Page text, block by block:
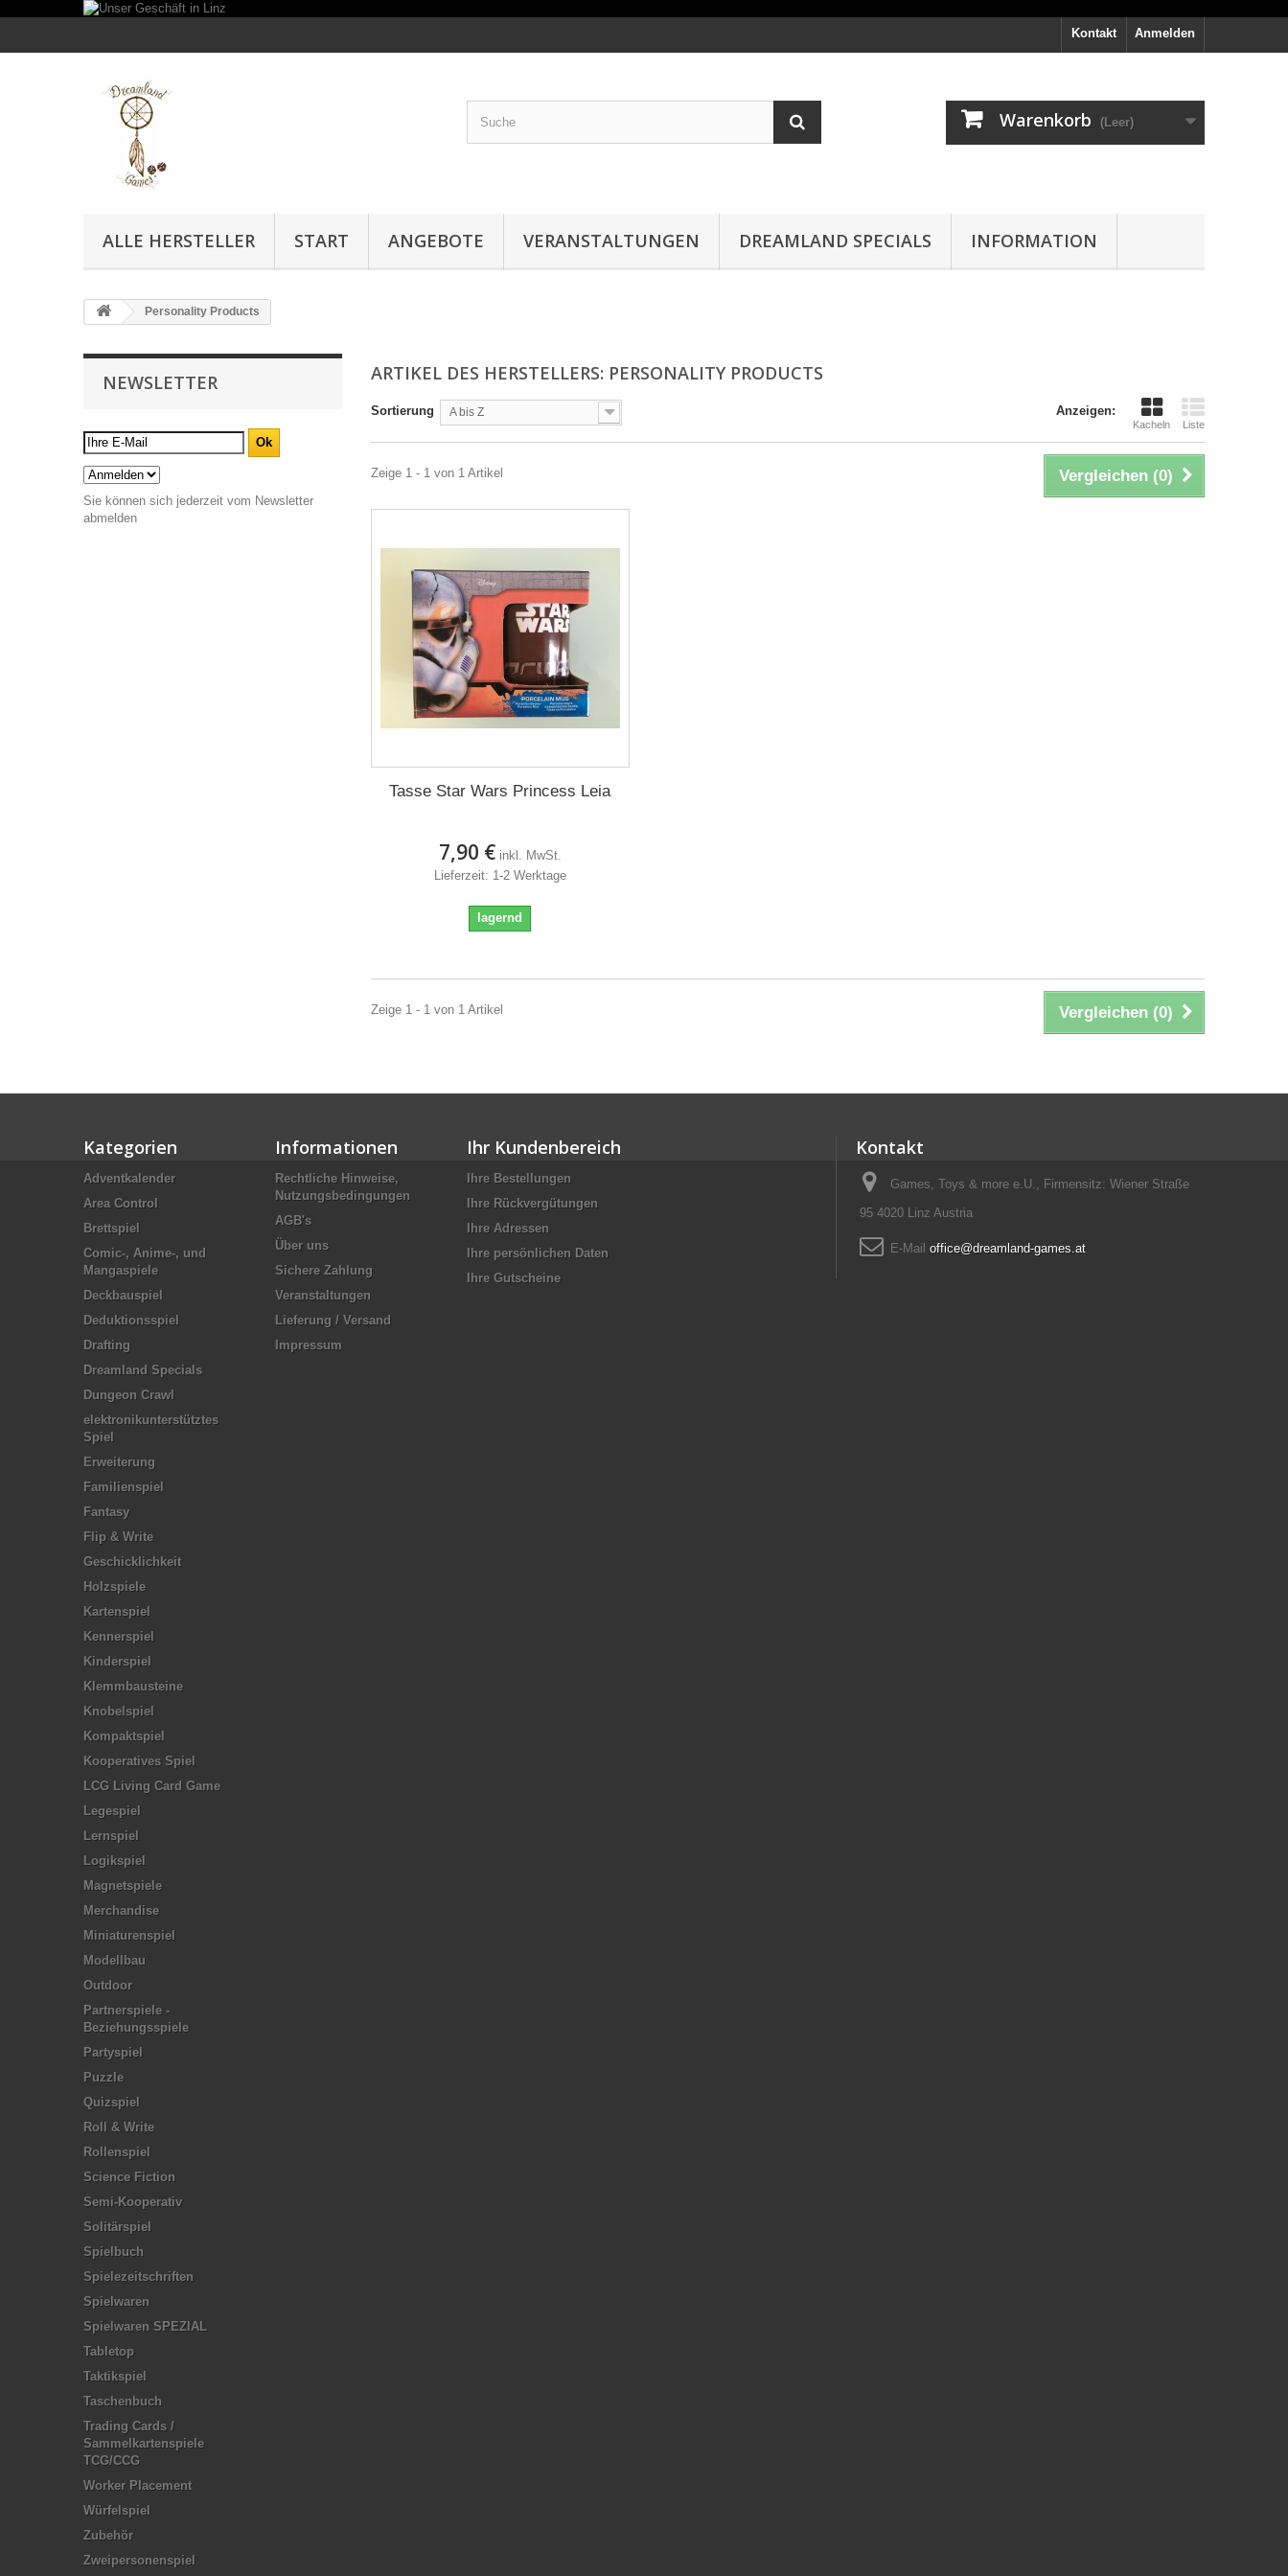
Anmelden
Kontakt
Warenkorb (Leer)
ALLE HERSTELLER START ANGEBOTE VERANSTALTUNGEN DREAMLAND SPECIALS INFORMATION
Personality Products
NEWSLETTER
Sie können sich jederzeit vom Newsletter
abmelden
ARTIKEL DES HERSTELLERS: PERSONALITY PRODUCTS
Anzeigen:
Kacheln Liste
Sortierung A bis Z
Vergleichen (0)
Zeige 1 - 1 von 1 Artikel
Tasse Star Wars Princess Leia
7,90 € inkl. MwSt.
Lieferzeit: 1-2 Werktage
lagernd
Vergleichen (0)
Zeige 1 - 1 von 1 Artikel
Kategorien
Adventkalender
Area Control
Brettspiel
Comic-, Anime-, und
Mangaspiele
Deckbauspiel
Deduktionsspiel
Drafting
Dreamland Specials
Dungeon Crawl
elektronikunterstütztes
Spiel
Erweiterung
Familienspiel
Fantasy
Flip & Write
Geschicklichkeit
Holzspiele
Kartenspiel
Kennerspiel
Kinderspiel
Klemmbausteine
Knobelspiel
Kompaktspiel
Kooperatives Spiel
LCG Living Card Game
Legespiel
Lernspiel
Logikspiel
Magnetspiele
Merchandise
Miniaturenspiel
Modellbau
Outdoor
Partnerspiele -
Beziehungsspiele
Partyspiel
Puzzle
Quizspiel
Roll & Write
Rollenspiel
Science Fiction
Semi-Kooperativ
Solitärspiel
Spielbuch
Spielezeitschriften
Spielwaren
Spielwaren SPEZIAL
Tabletop
Taktikspiel
Taschenbuch
Trading Cards /
Sammelkartenspiele
TCG/CCG
Worker Placement
Würfelspiel
Zubehör
Zweipersonenspiel
Informationen
Rechtliche Hinweise,
Nutzungsbedingungen
AGB's
Über uns
Sichere Zahlung
Veranstaltungen
Lieferung / Versand
Impressum
Ihr Kundenbereich
Ihre Bestellungen
Ihre Rückvergütungen
Ihre Adressen
Ihre persönlichen Daten
Ihre Gutscheine
Kontakt
Games, Toys & more e.U., Firmensitz: Wiener Straße
95 4020 Linz Austria
E-Mail office@dreamland-games.at